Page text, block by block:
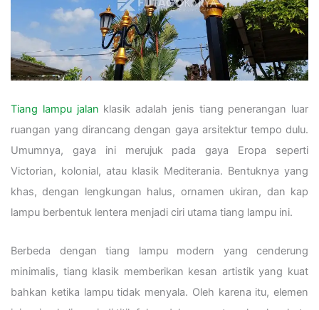
Tiang lampu jalan klasik adalah jenis tiang penerangan luar
ruangan yang dirancang dengan gaya arsitektur tempo dulu.
Umumnya, gaya ini merujuk pada gaya Eropa seperti
Victorian, kolonial, atau klasik Mediterania. Bentuknya yang
khas, dengan lengkungan halus, ornamen ukiran, dan kap
lampu berbentuk lentera menjadi ciri utama tiang lampu ini.
Berbeda dengan tiang lampu modern yang cenderung
minimalis, tiang klasik memberikan kesan artistik yang kuat
bahkan ketika lampu tidak menyala. Oleh karena itu, elemen